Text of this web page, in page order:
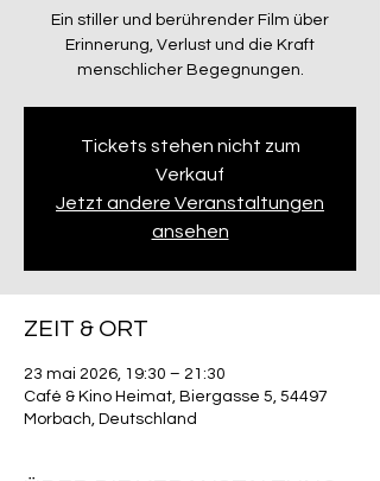
Ein stiller und berührender Film über
Erinnerung, Verlust und die Kraft
menschlicher Begegnungen.
Tickets stehen nicht zum
Verkauf
Jetzt andere Veranstaltungen
ansehen
ZEIT & ORT
23 mai 2026, 19:30 – 21:30
Café & Kino Heimat, Biergasse 5, 54497
Morbach, Deutschland